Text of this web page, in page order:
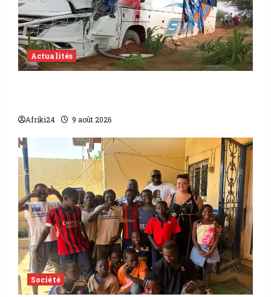
Actualités
Afriki24 9 août 2026
Société